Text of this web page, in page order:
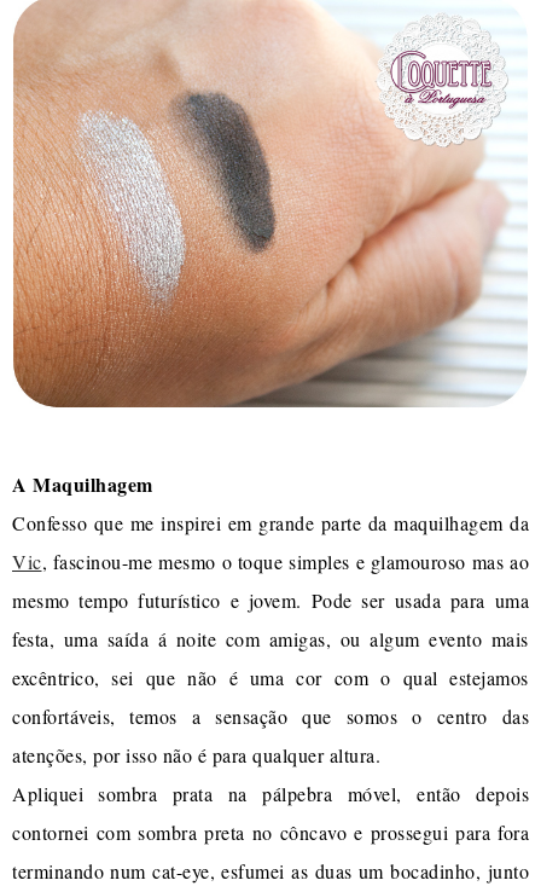
A Maquilhagem
Confesso que me inspirei em grande parte da maquilhagem da
Vic, fascinou-me mesmo o toque simples e glamouroso mas ao
mesmo tempo futurístico e jovem. Pode ser usada para uma
festa, uma saída á noite com amigas, ou algum evento mais
excêntrico, sei que não é uma cor com o qual estejamos
confortáveis, temos a sensação que somos o centro das
atenções, por isso não é para qualquer altura.
Apliquei sombra prata na pálpebra móvel, então depois
contornei com sombra preta no côncavo e prossegui para fora
terminando num cat-eye, esfumei as duas um bocadinho, junto